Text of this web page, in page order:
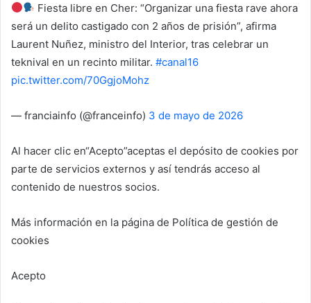
Fiesta libre en Cher: “Organizar una fiesta rave ahora
será un delito castigado con 2 años de prisión”, afirma
Laurent Nuñez, ministro del Interior, tras celebrar un
teknival en un recinto militar. #canal16
pic.twitter.com/70GgjoMohz
— franciainfo (@franceinfo) 3 de mayo de 2026
Al hacer clic en“Acepto”aceptas el depósito de cookies por
parte de servicios externos y así tendrás acceso al
contenido de nuestros socios.
Más información en la página de Política de gestión de
cookies
Acepto